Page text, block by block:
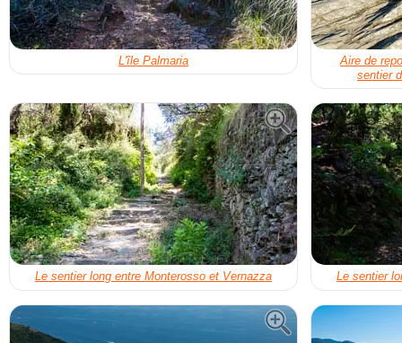
L'île Palmaria
Aire de
sentier
Le sentier long entre Monterosso et Vernazza Le sentier